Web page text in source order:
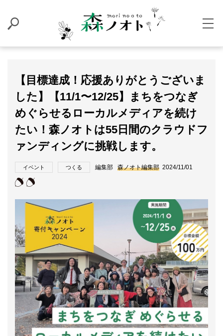
【目標達成！応援ありがとうございま
した】【11/1〜12/25】まちをつなぎ
めぐらせるローカルメディアを続け
たい！森ノオトは55日間のクラウドフ
ァンディングに挑戦します。
イベント つくる 編集部 森ノオト編集部 2024/11/01